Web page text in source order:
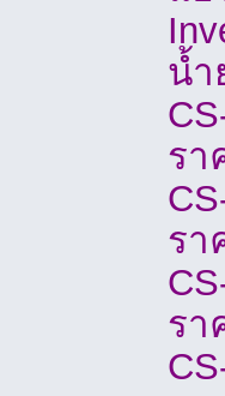
น้ำ
รา
รา
รา